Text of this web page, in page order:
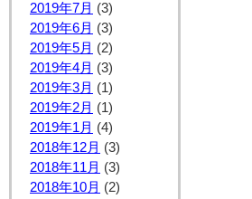
2019年7月 (3)
2019年6月 (3)
2019年5月 (2)
2019年4月 (3)
2019年3月 (1)
2019年2月 (1)
2019年1月 (4)
2018年12月 (3)
2018年11月 (3)
2018年10月 (2)